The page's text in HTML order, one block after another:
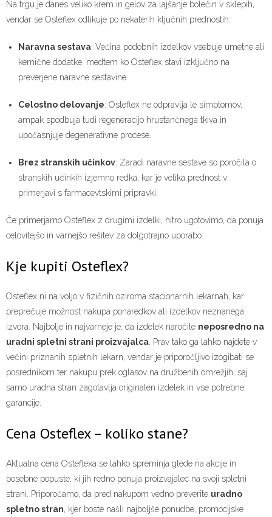
Na trgu je danes veliko krem in gelov za lajšanje bolečin v sklepih,
vendar se Osteflex odlikuje po nekaterih ključnih prednostih:
Naravna sestava: Večina podobnih izdelkov vsebuje umetne ali
kemične dodatke, medtem ko Osteflex stavi izključno na
preverjene naravne sestavine.
Celostno delovanje: Osteflex ne odpravlja le simptomov,
ampak spodbuja tudi regeneracijo hrustančnega tkiva in
upočasnjuje degenerativne procese.
Brez stranskih učinkov: Zaradi naravne sestave so poročila o
stranskih učinkih izjemno redka, kar je velika prednost v
primerjavi s farmacevtskimi pripravki.
Če primerjamo Osteflex z drugimi izdelki, hitro ugotovimo, da ponuja
celovitejšo in varnejšo rešitev za dolgotrajno uporabo.
Kje kupiti Osteflex?
Osteflex ni na voljo v fizičnih oziroma stacionarnih lekarnah, kar
preprečuje možnost nakupa ponaredkov ali izdelkov neznanega
izvora. Najbolje in najvarneje je, da izdelek naročite neposredno na
uradni spletni strani proizvajalca . Prav tako ga lahko najdete v
večini priznanih spletnih lekarn, vendar je priporočljivo izogibati se
posrednikom ter nakupu prek oglasov na družbenih omrežjih, saj
samo uradna stran zagotavlja originalen izdelek in vse potrebne
garancije.
Cena Osteflex – koliko stane?
Aktualna cena Osteflexa se lahko spreminja glede na akcije in
posebne popuste, ki jih redno ponuja proizvajalec na svoji spletni
strani. Priporočamo, da pred nakupom vedno preverite uradno
spletno stran , kjer boste našli najboljše ponudbe, promocijske